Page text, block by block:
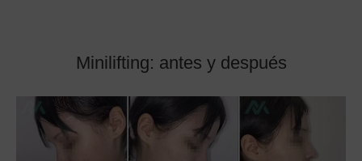
Minilifting: antes y después